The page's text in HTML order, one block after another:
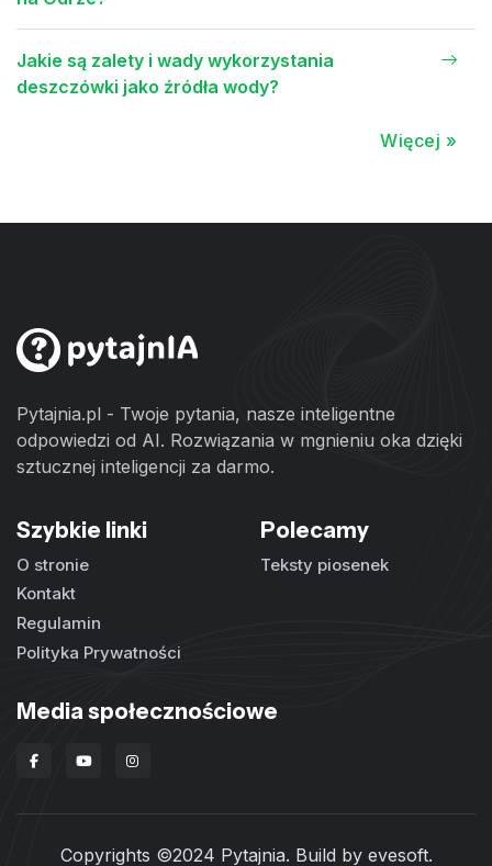
Jakie są zalety i wady wykorzystania
deszczówki jako źródła wody?
Więcej »
Pytajnia.pl - Twoje pytania, nasze inteligentne
odpowiedzi od AI. Rozwiązania w mgnieniu oka dzięki
sztucznej inteligencji za darmo.
Szybkie linki
O stronie
Kontakt
Regulamin
Polityka Prywatności
Polecamy
Teksty piosenek
Media społecznościowe
Copyrights ©2024 Pytajnia. Build by evesoft.